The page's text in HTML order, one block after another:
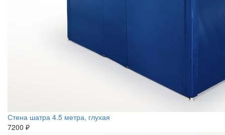
Стена шатра 4.5 метра, глухая
7200 ₽